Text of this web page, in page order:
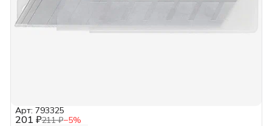
201 ₽211 ₽−5%
Арт: 793325